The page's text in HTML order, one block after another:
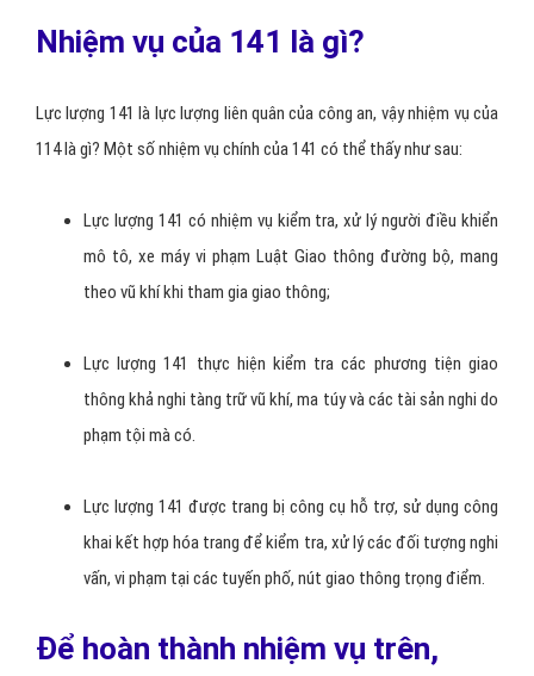
Nhiệm vụ của 141 là gì?
Lực lượng 141 là lực lượng liên quân của công an, vậy nhiệm vụ của
114 là gì? Một số nhiệm vụ chính của 141 có thể thấy như sau:
Lực lượng 141 có nhiệm vụ kiểm tra, xử lý người điều khiển
mô tô, xe máy vi phạm Luật Giao thông đường bộ, mang
theo vũ khí khi tham gia giao thông;
Lực lượng 141 thực hiện kiểm tra các phương tiện giao
thông khả nghi tàng trữ vũ khí, ma túy và các tài sản nghi do
phạm tội mà có.
Lực lượng 141 được trang bị công cụ hỗ trợ, sử dụng công
khai kết hợp hóa trang để kiểm tra, xử lý các đối tượng nghi
vấn, vi phạm tại các tuyến phố, nút giao thông trọng điểm.
Để hoàn thành nhiệm vụ trên,